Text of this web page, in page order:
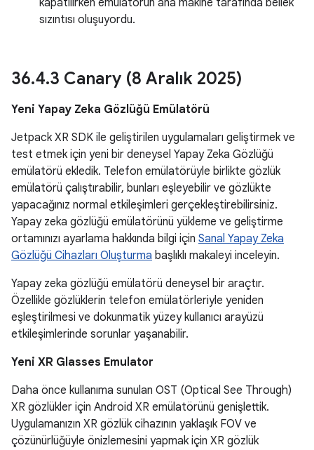
kapatılırken emülatörün ana makine tarafında bellek
sızıntısı oluşuyordu.
36.4.3 Canary (8 Aralık 2025)
Yeni Yapay Zeka Gözlüğü Emülatörü
Jetpack XR SDK ile geliştirilen uygulamaları geliştirmek ve
test etmek için yeni bir deneysel Yapay Zeka Gözlüğü
emülatörü ekledik. Telefon emülatörüyle birlikte gözlük
emülatörü çalıştırabilir, bunları eşleyebilir ve gözlükte
yapacağınız normal etkileşimleri gerçekleştirebilirsiniz.
Yapay zeka gözlüğü emülatörünü yükleme ve geliştirme
ortamınızı ayarlama hakkında bilgi için Sanal Yapay Zeka
Gözlüğü Cihazları Oluşturma başlıklı makaleyi inceleyin.
Yapay zeka gözlüğü emülatörü deneysel bir araçtır.
Özellikle gözlüklerin telefon emülatörleriyle yeniden
eşleştirilmesi ve dokunmatik yüzey kullanıcı arayüzü
etkileşimlerinde sorunlar yaşanabilir.
Yeni XR Glasses Emulator
Daha önce kullanıma sunulan OST (Optical See Through)
XR gözlükler için Android XR emülatörünü genişlettik.
Uygulamanızın XR gözlük cihazının yaklaşık FOV ve
çözünürlüğüyle önizlemesini yapmak için XR gözlük